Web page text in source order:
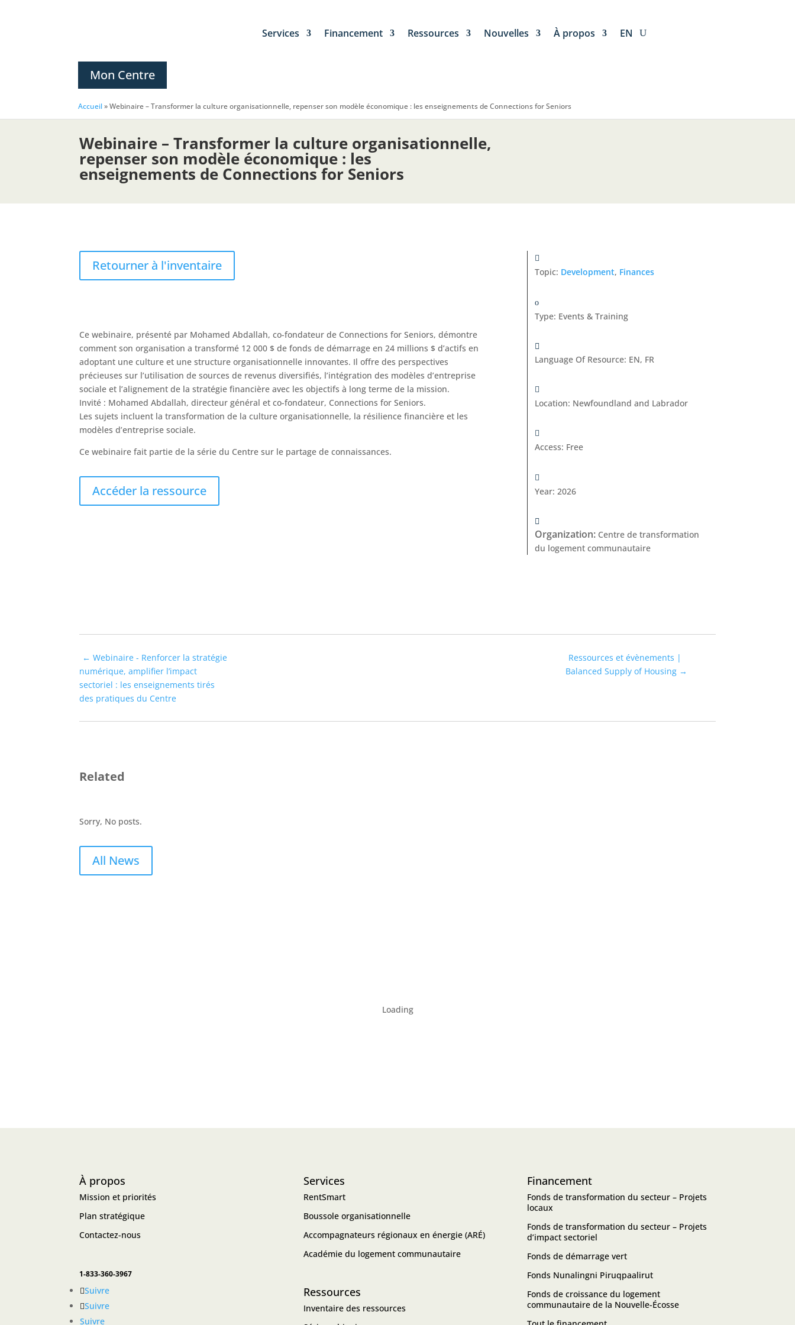
Services Financement Ressources Nouvelles À propos EN
Mon Centre
Accueil»Webinaire – Transformer la culture organisationnelle, repenser son modèle économique : les enseignements de Connections for Seniors
Webinaire – Transformer la culture organisationnelle,
repenser son modèle économique : les
enseignements de Connections for Seniors
Retourner à l'inventaire
Ce webinaire, présenté par Mohamed Abdallah, co-fondateur de Connections for Seniors, démontre
comment son organisation a transformé 12 000 $ de fonds de démarrage en 24 millions $ d’actifs en
adoptant une culture et une structure organisationnelle innovantes. Il offre des perspectives
précieuses sur l’utilisation de sources de revenus diversifiés, l’intégration des modèles d’entreprise
sociale et l’alignement de la stratégie financière avec les objectifs à long terme de la mission.
Invité : Mohamed Abdallah, directeur général et co-fondateur, Connections for Seniors.
Les sujets incluent la transformation de la culture organisationnelle, la résilience financière et les
modèles d’entreprise sociale.
Ce webinaire fait partie de la série du Centre sur le partage de connaissances.
Accéder la ressource
Topic: Development, Finances
Type: Events & Training
Language Of Resource: EN, FR
Location: Newfoundland and Labrador
Access: Free
Year: 2026
Organization: Centre de transformation
du logement communautaire
←Webinaire - Renforcer la stratégie
numérique, amplifier l’impact
sectoriel : les enseignements tirés
des pratiques du Centre
Ressources et évènements |
Balanced Supply of Housing→
Related
Sorry, No posts.
All News
Loading
À propos
Mission et priorités
Plan stratégique
Contactez-nous
1-833-360-3967
Suivre
Suivre
Suivre
Services
RentSmart
Boussole organisationnelle
Accompagnateurs régionaux en énergie (ARÉ)
Académie du logement communautaire
Ressources
Inventaire des ressources
Financement
Fonds de transformation du secteur – Projets
locaux
Fonds de transformation du secteur – Projets
d’impact sectoriel
Fonds de démarrage vert
Fonds Nunalingni Piruqpaalirut
Fonds de croissance du logement
communautaire de la Nouvelle-Écosse